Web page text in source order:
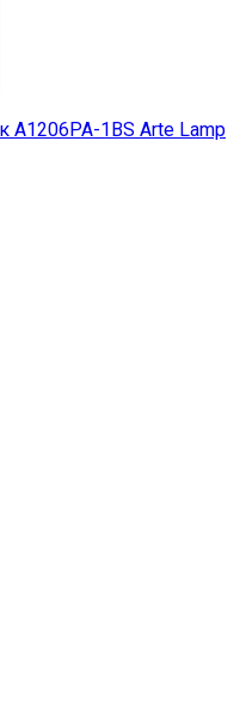
1BS Arte Lamp